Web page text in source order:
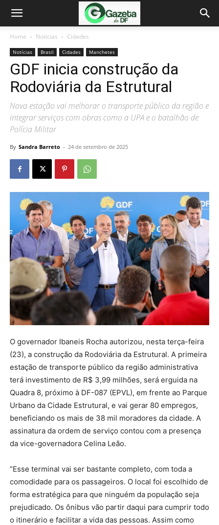
Home Notícias Cidades
Notícias Brasil Cidades Manchetes
GDF inicia construção da
Rodoviária da Estrutural
Nova estação vai melhorar o transporte público da região e
integrar serviços com obras como a UPA e o batalhão de
Polícia Militar
By Sandra Barreto - 24 de setembro de 2025
O governador Ibaneis Rocha autorizou, nesta terça-feira
(23), a construção da Rodoviária da Estrutural. A primeira
estação de transporte público da região administrativa
terá investimento de R$ 3,99 milhões, será erguida na
Quadra 8, próximo à DF-087 (EPVL), em frente ao Parque
Urbano da Cidade Estrutural, e vai gerar 80 empregos,
beneficiando os mais de 38 mil moradores da cidade. A
assinatura da ordem de serviço contou com a presença
da vice-governadora Celina Leão.
“Esse terminal vai ser bastante completo, com toda a
comodidade para os passageiros. O local foi escolhido de
forma estratégica para que ninguém da população seja
prejudicado. Os ônibus vão partir daqui para cumprir todo
o itinerário e facilitar a vida das pessoas. Assim como